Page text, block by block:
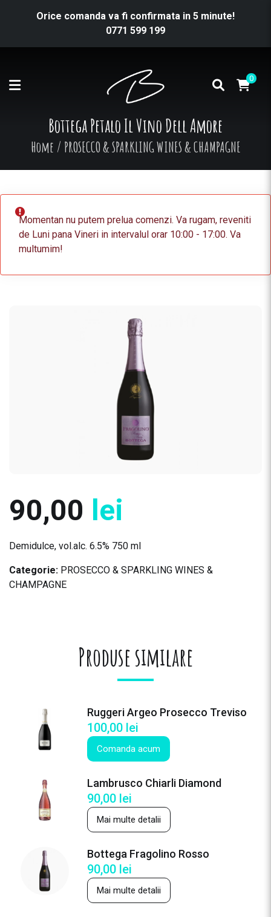
Orice comanda va fi confirmata in 5 minute!
0771 599 199
0
Bottega Petalo Il Vino Dell Amore
Home / PROSECCO & SPARKLING WINES & CHAMPAGNE
Momentan nu putem prelua comenzi. Va rugam, reveniti
de Luni pana Vineri in intervalul orar 10:00 - 17:00. Va
multumim!
90,00 lei
Demidulce, vol.alc. 6.5% 750 ml
Categorie: PROSECCO & SPARKLING WINES &
CHAMPAGNE
Produse similare
Ruggeri Argeo Prosecco Treviso
100,00 lei
Comanda acum
Lambrusco Chiarli Diamond
90,00 lei
Mai multe detalii
Bottega Fragolino Rosso
90,00 lei
Mai multe detalii